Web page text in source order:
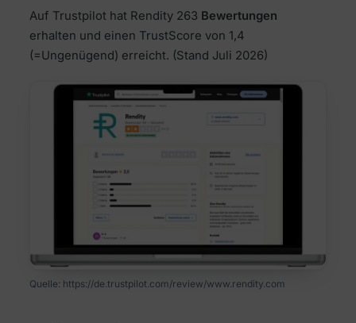
Auf Trustpilot hat Rendity 263 Bewertungen
erhalten und einen TrustScore von 1,4
(=Ungenügend) erreicht. (Stand Juli 2026)
Quelle: https://de.trustpilot.com/review/www.rendity.com